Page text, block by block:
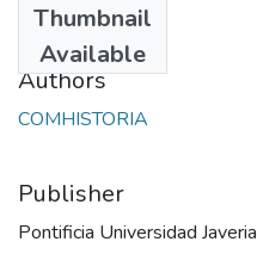
Thumbnail
Available
2017
Authors
COMHISTORIA
Publisher
Pontificia Universidad